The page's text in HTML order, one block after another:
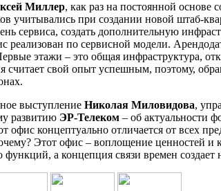
Миллер, как раз на постоянной основе
учитывались при создании новой штаб-
сервиса, создать дополнительную
реализован по сервисной модели.
этажи – это общая инфраструктура,
считает свой опыт успешным, поэтому,
выступление Николая Миловидова,
развитию ЭР-Телеком – об актуальности
офис концептуально отличается от всех
Этот офис – воплощение ценностей
а концепция связи времен создает